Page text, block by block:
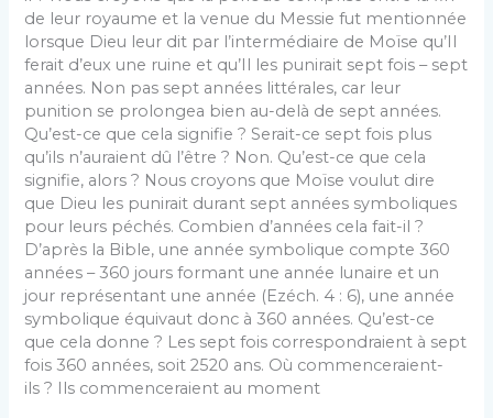
de leur royaume et la venue du Messie fut mentionnée
lorsque Dieu leur dit par l’intermédiaire de Moïse qu’Il
ferait d’eux une ruine et qu’Il les punirait sept fois – sept
années. Non pas sept années littérales, car leur
punition se prolongea bien au-delà de sept années.
Qu’est-ce que cela signifie ? Serait-ce sept fois plus
qu’ils n’auraient dû l’être ? Non. Qu’est-ce que cela
signifie, alors ? Nous croyons que Moïse voulut dire
que Dieu les punirait durant sept années symboliques
pour leurs péchés. Combien d’années cela fait-il ?
D’après la Bible, une année symbolique compte 360
années – 360 jours formant une année lunaire et un
jour représentant une année (Ezéch. 4 : 6), une année
symbolique équivaut donc à 360 années. Qu’est-ce
que cela donne ? Les sept fois correspondraient à sept
fois 360 années, soit 2520 ans. Où commenceraient-
ils ? Ils commenceraient au moment